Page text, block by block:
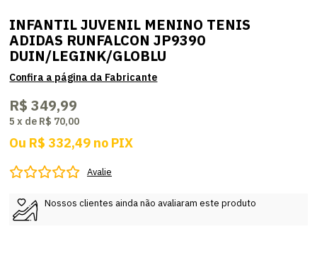
INFANTIL JUVENIL MENINO TENIS
ADIDAS RUNFALCON JP9390
DUIN/LEGINK/GLOBLU
R$ 349,99
5 x de R$ 70,00
Ou R$ 332,49 no PIX
Avalie
Nossos clientes ainda não avaliaram este produto